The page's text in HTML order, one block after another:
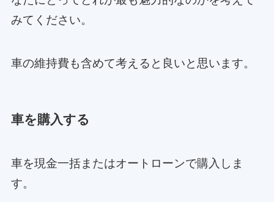
みてください。
車の維持費も含めて考えると良いと思います。
車を購入する
車を現金一括またはオートローンで購入しま
す。